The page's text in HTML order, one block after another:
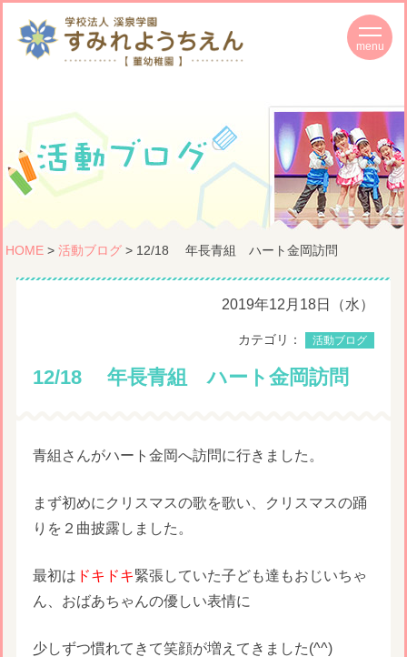
HOME> 活動ブログ> 12/18 年長青組 ハート金岡訪問
2019年12月18日（水）
カテゴリ： 活動ブログ
12/18 年長青組 ハート金岡訪問
青組さんがハート金岡へ訪問に行きました。
まず初めにクリスマスの歌を歌い、クリスマスの踊
りを２曲披露しました。
最初は ドキドキ緊張していた子ども達もおじいちゃ
ん、おばあちゃんの優しい表情に
少しずつ慣れてきて笑顔が増えてきました(^^)